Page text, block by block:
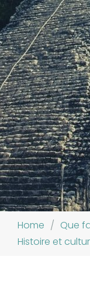
Home / Que
Histoire et